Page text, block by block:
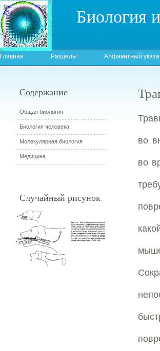
Биология
Главная Разделы Алфавитный
во
во
Содержание
Общая биология
Биология человека
Молекулярная биология
Медицина
Случайный рисунок